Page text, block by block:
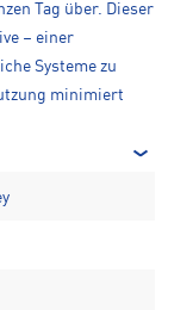
Tag über. Dieser
– einer
Systeme zu
minimiert